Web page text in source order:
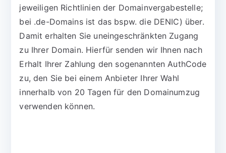
jeweiligen Richtlinien der Domainvergabestelle;
bei .de-Domains ist das bspw. die DENIC) über.
Damit erhalten Sie uneingeschränkten Zugang
zu Ihrer Domain. Hierfür senden wir Ihnen nach
Erhalt Ihrer Zahlung den sogenannten AuthCode
zu, den Sie bei einem Anbieter Ihrer Wahl
innerhalb von 20 Tagen für den Domainumzug
verwenden können.